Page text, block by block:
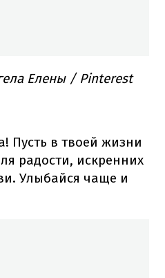
Елены / Pinterest
Пусть в твоей жизни
радости, искренних
Улыбайся чаще и